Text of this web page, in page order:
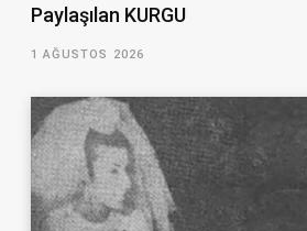
Paylaşılan KURGU
1 AĞUSTOS 2026